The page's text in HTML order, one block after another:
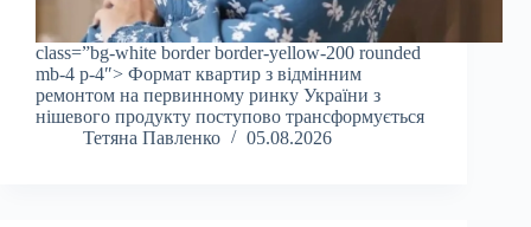
class=”bg-white border border-yellow-200 rounded
mb-4 p-4″> Формат квартир з відмінним
ремонтом на первинному ринку України з
нішевого продукту поступово трансформується
Тетяна Павленко
05.08.2026